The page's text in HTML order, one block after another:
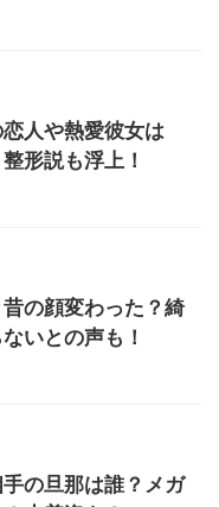
人や熱愛彼女は
形説も浮上！
の顔変わった？綺
いとの声も！
の旦那は誰？メガ